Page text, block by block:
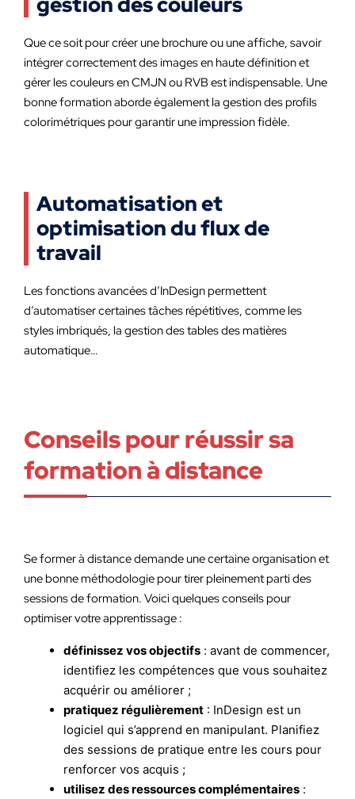
Que ce soit pour créer une brochure ou une affiche, savoir
intégrer correctement des images en haute définition et
gérer les couleurs en CMJN ou RVB est indispensable. Une
bonne formation aborde également la gestion des profils
colorimétriques pour garantir une impression fidèle.
Automatisation et
optimisation du flux de
travail
Les fonctions avancées d’InDesign permettent
d’automatiser certaines tâches répétitives, comme les
styles imbriqués, la gestion des tables des matières
automatique…
Conseils pour réussir sa
formation à distance
Se former à distance demande une certaine organisation et
une bonne méthodologie pour tirer pleinement parti des
sessions de formation. Voici quelques conseils pour
optimiser votre apprentissage :
définissez vos objectifs : avant de commencer,
identifiez les compétences que vous souhaitez
acquérir ou améliorer ;
pratiquez régulièrement : InDesign est un
logiciel qui s’apprend en manipulant. Planifiez
des sessions de pratique entre les cours pour
renforcer vos acquis ;
utilisez des ressources complémentaires :